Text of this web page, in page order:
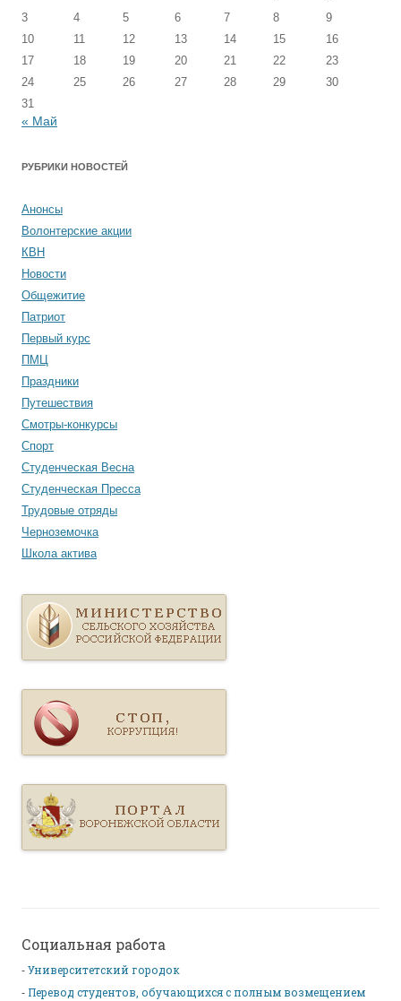
3
4 5 6 7 8
9
10
11 12 13 14 15
16
17
18 19 20 21 22
23
24
25 26 27 28 29
30
31
« Май
РУБРИКИ НОВОСТЕЙ
Анонсы
Волонтерские акции
КВН
Новости
Общежитие
Патриот
Первый курс
ПМЦ
Праздники
Путешествия
Смотры-конкурсы
Спорт
Студенческая Весна
Студенческая Пресса
Трудовые отряды
Черноземочка
Школа актива
Социальная работа
Университетский городок
Перевод студентов, обучающихся с полным возмещением